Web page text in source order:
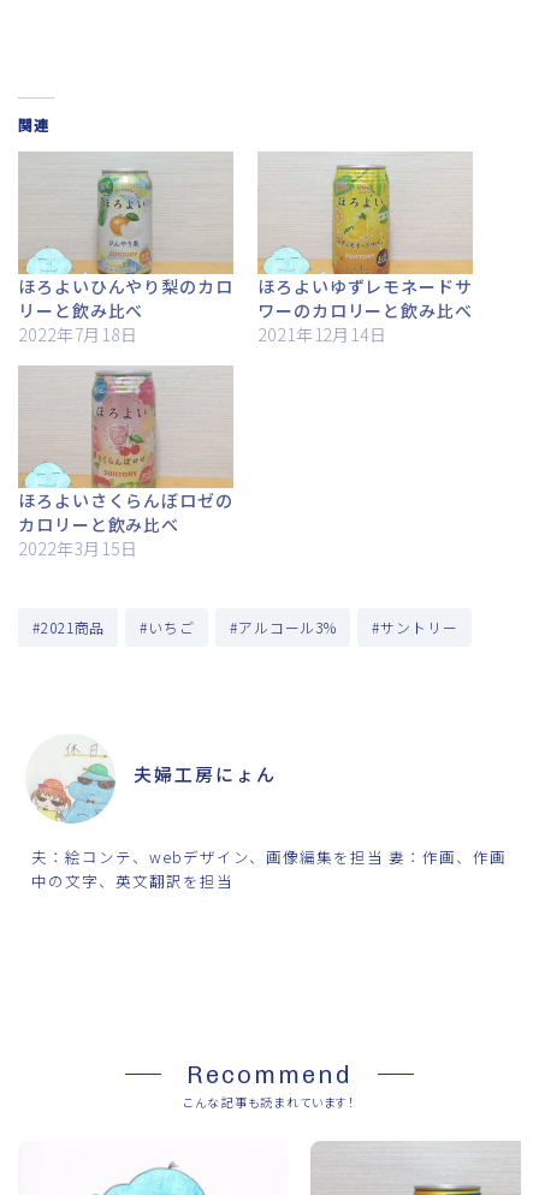
関連
ほろよいひんやり梨のカロ
リーと飲み比べ
2022年7月18日
ほろよいゆずレモネードサ
ワーのカロリーと飲み比べ
2021年12月14日
ほろよいさくらんぼロゼの
カロリーと飲み比べ
2022年3月15日
#2021商品 #いちご #アルコール3% #サントリー
夫婦工房にょん
夫：絵コンテ、webデザイン、画像編集を担当 妻：作画、作画
中の文字、英文翻訳を担当
Recommend
こんな記事も読まれています！